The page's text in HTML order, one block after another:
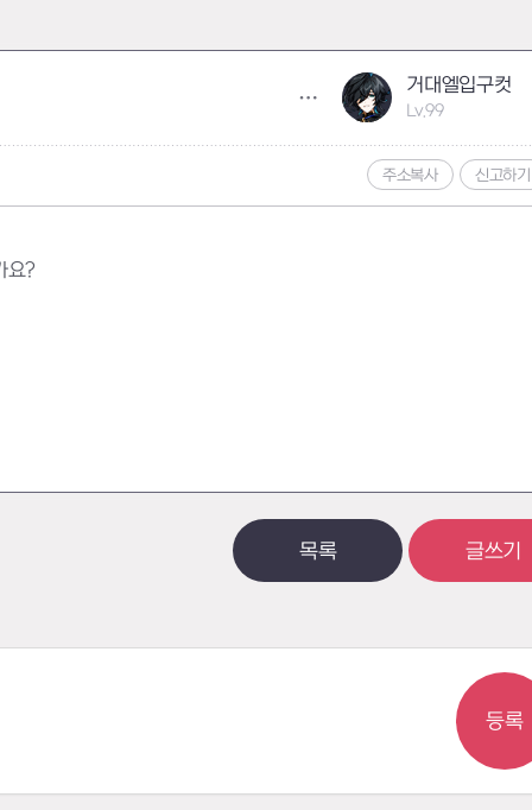
거대엘입구컷
Lv.99
주소복사 신고하기
요?
목록 글쓰기
등록